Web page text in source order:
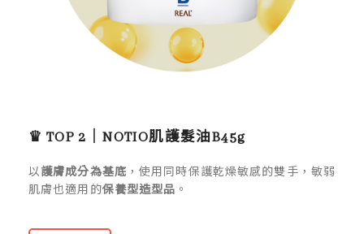
♛ TOP 2｜NOTIO肌護髮油B45g
以護膚成分為基底 ，使用同時保護乾燥敏感的雙手，敏弱
肌膚也適用的保養型造型品 。